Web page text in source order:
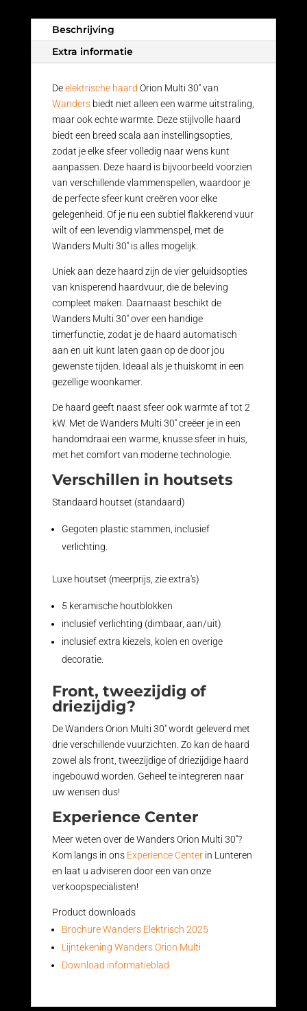
Beschrijving
Extra informatie
Deelektrische haard Orion Multi 30'' van
Wandersbiedt niet alleen een warme uitstraling,
maar ook echte warmte. Deze stijlvolle haard
biedt een breed scala aan instellingsopties,
zodat je elke sfeer volledig naar wens kunt
aanpassen. Deze haard is bijvoorbeeld voorzien
van verschillende vlammenspellen, waardoor je
de perfecte sfeer kunt creëren voor elke
gelegenheid. Of je nu een subtiel flakkerend vuur
wilt of een levendig vlammenspel, met de
Wanders Multi 30'' is alles mogelijk.
Uniek aan deze haard zijn de vier geluidsopties
van knisperend haardvuur, die de beleving
compleet maken. Daarnaast beschikt de
Wanders Multi 30'' over een handige
timerfunctie, zodat je de haard automatisch
aan en uit kunt laten gaan op de door jou
gewenste tijden. Ideaal als je thuiskomt in een
gezellige woonkamer.
De haard geeft naast sfeer ook warmte af tot 2
kW. Met de Wanders Multi 30'' creëer je in een
handomdraai een warme, knusse sfeer in huis,
met het comfort van moderne technologie.
Verschillen in houtsets
Standaard houtset (standaard)
Gegoten plastic stammen, inclusief
verlichting.
Luxe houtset (meerprijs, zie extra's)
5 keramische houtblokken
inclusief verlichting (dimbaar, aan/uit)
inclusief extra kiezels, kolen en overige
decoratie.
Front, tweezijdig of
driezijdig?
De Wanders Orion Multi 30'' wordt geleverd met
drie verschillende vuurzichten. Zo kan de haard
zowel als front, tweezijdige of driezijdige haard
ingebouwd worden. Geheel te integreren naar
uw wensen dus!
Experience Center
Meer weten over de Wanders Orion Multi 30''?
Kom langs in ons Experience Centerin Lunteren
en laat u adviseren door een van onze
verkoopspecialisten!
Product downloads
Brochure Wanders Elektrisch 2025
Lijntekening Wanders Orion Multi
Download informatieblad